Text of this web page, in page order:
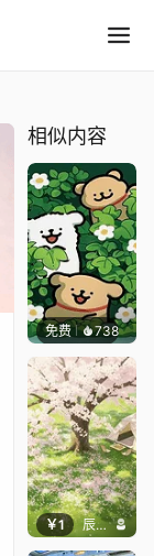
相似内容
免费 738渔小小
￥1 辰东壁纸